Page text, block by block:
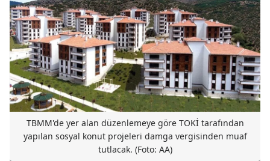
TBMM'de yer alan düzenlemeye göre TOKİ tarafından
yapılan sosyal konut projeleri damga vergisinden muaf
tutlacak. (Foto: AA)